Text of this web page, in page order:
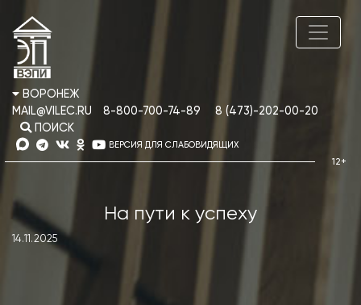
ВОРОНЕЖ
MAIL@VILEC.RU
8-800-700-74-89
8 (473)-202-00-20
ПОИСК
ВЕРСИЯ ДЛЯ СЛАБОВИДЯЩИХ
На пути к успеху
14.11.2025